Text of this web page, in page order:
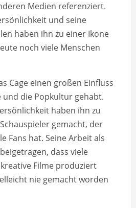
Medien referenziert.
und seine
haben ihn zu einer Ikone
noch viele Menschen
Cage einen großen Einfluss
die Popkultur gehabt.
haben ihn zu
gemacht, der
Fans hat. Seine Arbeit als
dass viele
Filme produziert
nie gemacht worden